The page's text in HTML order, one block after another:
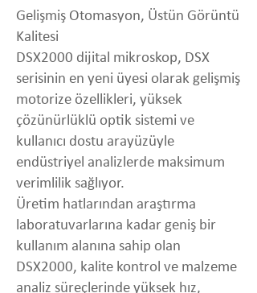
Gelişmiş Otomasyon, Üstün Görüntü
Kalitesi
DSX2000 dijital mikroskop, DSX
serisinin en yeni üyesi olarak gelişmiş
motorize özellikleri, yüksek
çözünürlüklü optik sistemi ve
kullanıcı dostu arayüzüyle
endüstriyel analizlerde maksimum
verimlilik sağlıyor.
Üretim hatlarından araştırma
laboratuvarlarına kadar geniş bir
kullanım alanına sahip olan
DSX2000, kalite kontrol ve malzeme
analiz süreçlerinde yüksek hız,